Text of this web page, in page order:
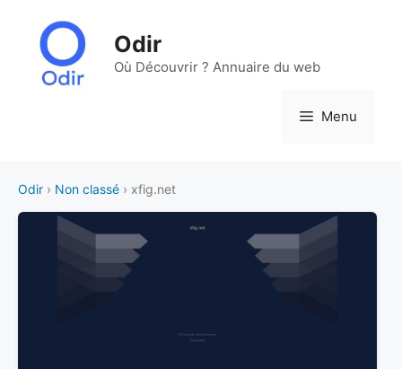
contenu
Odir
Où Découvrir ? Annuaire du web
Menu
Odir › Non classé › xfig.net